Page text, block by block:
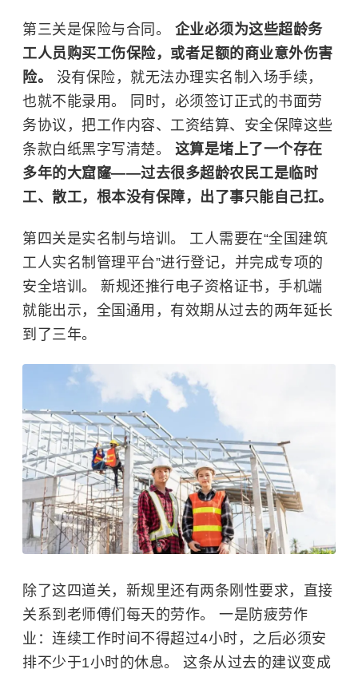
第三关是保险与合同。 企业必须为这些超龄务
工人员购买工伤保险，或者足额的商业意外伤害
险。 没有保险，就无法办理实名制入场手续，
也就不能录用。 同时，必须签订正式的书面劳
务协议，把工作内容、工资结算、安全保障这些
条款白纸黑字写清楚。 这算是堵上了一个存在
多年的大窟窿——过去很多超龄农民工是临时
工、散工，根本没有保障，出了事只能自己扛。
第四关是实名制与培训。 工人需要在“全国建筑
工人实名制管理平台”进行登记，并完成专项的
安全培训。 新规还推行电子资格证书，手机端
就能出示，全国通用，有效期从过去的两年延长
到了三年。
除了这四道关，新规里还有两条刚性要求，直接
关系到老师傅们每天的劳作。 一是防疲劳作
业：连续工作时间不得超过4小时，之后必须安
排不少于1小时的休息。 这条从过去的建议变成